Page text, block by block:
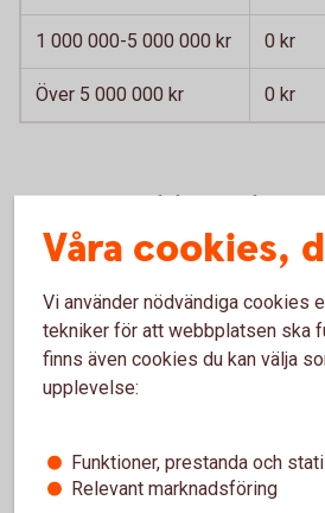
1 000 000-5 000 000 kr 0 kr
Över 5 000 000 kr 0 kr
Förvaltningsavgift för valda fonder
Courtage 1om 0,09 procent via
Ingen försäkringsavgift för innehav
kr i följande utvalda fondportföljer.
Swedbank Roburs Private Banking-
Avser svenska och nordiska
Våra cookies,
Vi använder nödvändiga cookies
tekniker för att webbplatsen ska
finns även cookies du kan välja
upplevelse:
Funktioner, prestanda och
Relevant marknadsföring